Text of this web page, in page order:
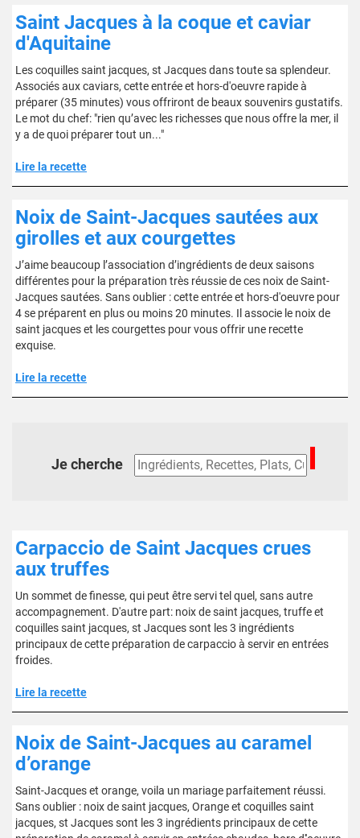
Saint Jacques à la coque et caviar
d'Aquitaine
Les coquilles saint jacques, st Jacques dans toute sa splendeur.
Associés aux caviars, cette entrée et hors-d'oeuvre rapide à
préparer (35 minutes) vous offriront de beaux souvenirs gustatifs.
Le mot du chef: "rien qu’avec les richesses que nous offre la mer, il
y a de quoi préparer tout un..."
Lire la recette
Noix de Saint-Jacques sautées aux
girolles et aux courgettes
J’aime beaucoup l’association d’ingrédients de deux saisons
différentes pour la préparation très réussie de ces noix de Saint-
Jacques sautées. Sans oublier : cette entrée et hors-d'oeuvre pour
4 se préparent en plus ou moins 20 minutes. Il associe le noix de
saint jacques et les courgettes pour vous offrir une recette
exquise.
Lire la recette
Je cherche
Carpaccio de Saint Jacques crues
aux truffes
Un sommet de finesse, qui peut être servi tel quel, sans autre
accompagnement. D'autre part: noix de saint jacques, truffe et
coquilles saint jacques, st Jacques sont les 3 ingrédients
principaux de cette préparation de carpaccio à servir en entrées
froides.
Lire la recette
Noix de Saint-Jacques au caramel
d’orange
Saint-Jacques et orange, voila un mariage parfaitement réussi.
Sans oublier : noix de saint jacques, Orange et coquilles saint
jacques, st Jacques sont les 3 ingrédients principaux de cette